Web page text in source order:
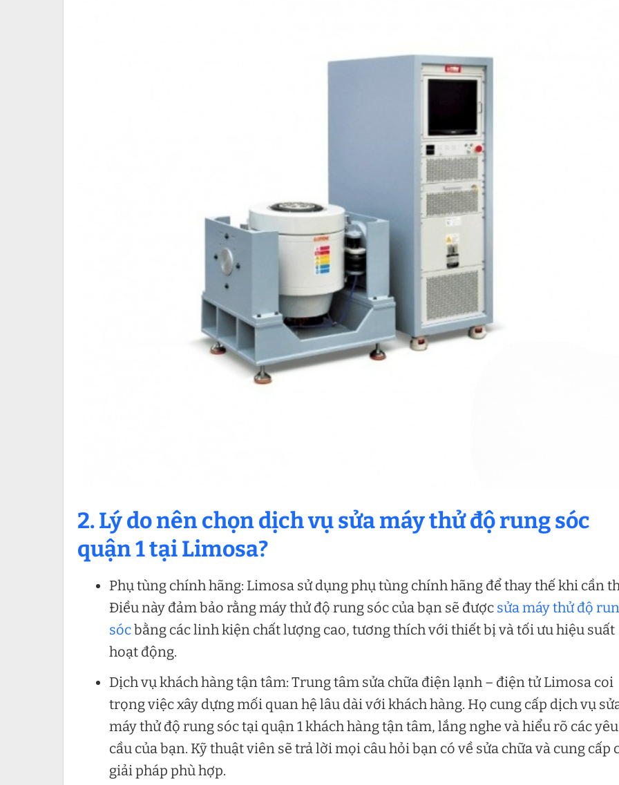
2. Lý do nên chọn dịch vụ sửa máy thử độ rung sóc
quận 1 tại Limosa?
Phụ tùng chính hãng: Limosa sử dụng phụ tùng chính hãng để thay thế khi cần
Điều này đảm bảo rằng máy thử độ rung sóc của bạn sẽ được sửa máy thử độ
sócbằng các linh kiện chất lượng cao, tương thích với thiết bị và tối ưu hiệu suất
hoạt động.
Dịch vụ khách hàng tận tâm: Trung tâm sửa chữa điện lạnh – điện tử Limosa coi
trọng việc xây dựng mối quan hệ lâu dài với khách hàng. Họ cung cấp dịch vụ
máy thử độ rung sóc tại quận 1 khách hàng tận tâm, lắng nghe và hiểu rõ các yêu
cầu của bạn. Kỹ thuật viên sẽ trả lời mọi câu hỏi bạn có về sửa chữa và cung cấp
giải pháp phù hợp.